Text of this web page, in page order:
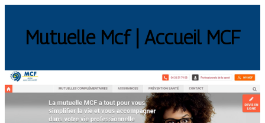
Mutuelle Mcf | Accueil MCF